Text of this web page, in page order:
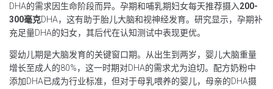
DHA的需求因生命阶段而异。孕期和哺乳期妇女每天推荐摄入200-
300毫克DHA，这有助于胎儿大脑和视神经发育。研究显示，孕期补
充足量DHA的妇女，其后代在认知测试中表现更优。
婴幼儿期是大脑发育的关键窗口期。从出生到两岁，婴儿大脑重量
增长至成人的80%，这一时期对DHA的需求尤为迫切。配方奶粉中
添加DHA已成为行业标准，但对于母乳喂养的婴儿，母亲的DHA摄